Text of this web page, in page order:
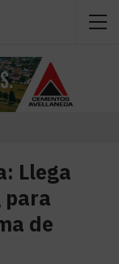
Llega
para
de